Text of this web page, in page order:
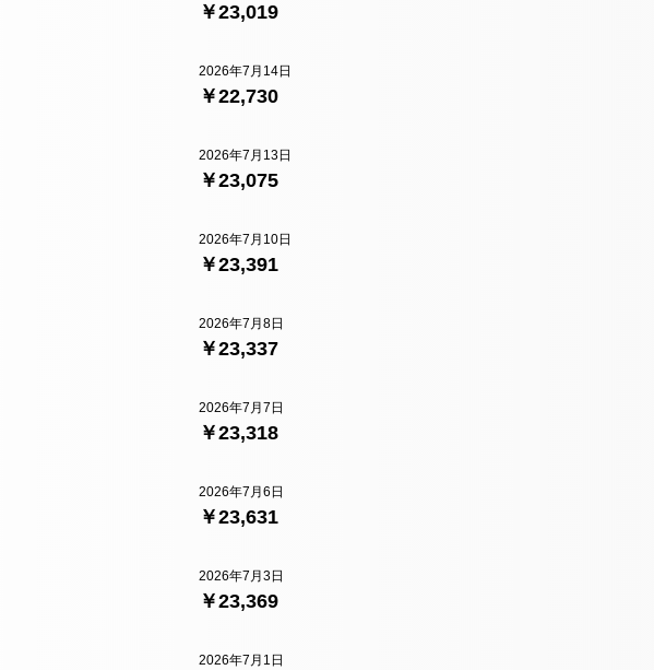
￥23,019
￥22,730
2026年7月14日
￥23,075
2026年7月13日
￥23,391
2026年7月10日
￥23,337
2026年7月8日
￥23,318
2026年7月7日
￥23,631
2026年7月6日
￥23,369
2026年7月3日
2026年7月1日